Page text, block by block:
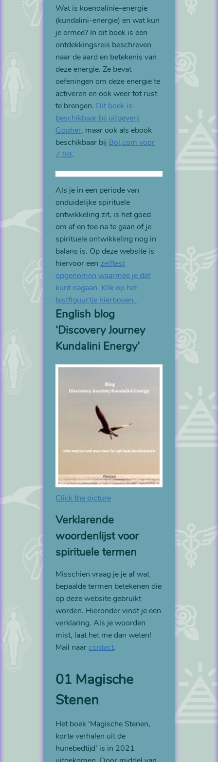
Wat is koendalinie-energie
(kundalini-energie) en wat kun
je ermee? In dit boek is een
ontdekkingsreis beschreven
naar de aard en betekenis van
deze energie. Ze bevat
oefeningen om deze energie te
activeren en ook weer tot rust
te brengen. Dit boek is
beschikbaar bij uitgeverij
Gopher, maar ook als ebook
beschikbaar bij Bol.com voor
7,99.
Als je in een periode van
onduidelijke spirituele
ontwikkeling zit, is het goed
om af en toe na te gaan of je
spirituele ontwikkeling nog in
balans is. Op deze website is
hiervoor een zelftest
opgenomen waarmee je dat
kunt nagaan. Klik op het
testfiguurtje hierboven.
English blog
‘Discovery Journey
Kundalini Energy’
Click the picture
Verklarende
woordenlijst voor
spirituele termen
Misschien vraag je je af wat
bepaalde termen betekenen die
op deze website gebruikt
worden. Hieronder vindt je een
verklaring. Als je woorden
mist, laat het me dan weten!
Mail naar contact.
01 Magische
Stenen
Het boek ‘Magische Stenen,
korte verhalen uit de
hunebedtijd’ is in 2021